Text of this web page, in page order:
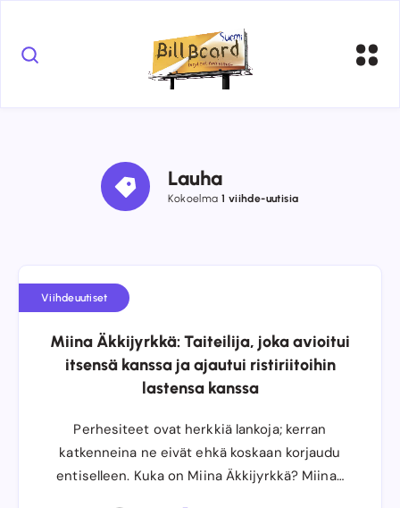
Lauha
Kokoelma1 viihde-uutisia
Viihdeuutiset
Miina Äkkijyrkkä: Taiteilija, joka avioitui
itsensä kanssa ja ajautui ristiriitoihin
lastensa kanssa
Perhesiteet ovat herkkiä lankoja; kerran
katkenneina ne eivät ehkä koskaan korjaudu
entiselleen. Kuka on Miina Äkkijyrkkä? Miina…